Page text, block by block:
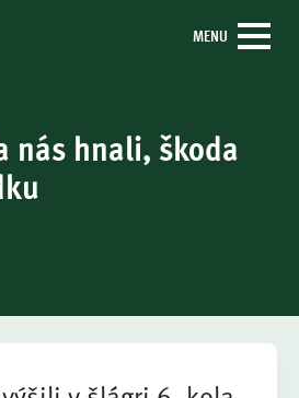
MENU
nás hnali, škoda